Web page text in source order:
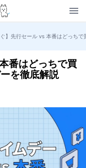
ぐ】先行セール vs 本番はどっち
番はどっちで買
を徹底解説